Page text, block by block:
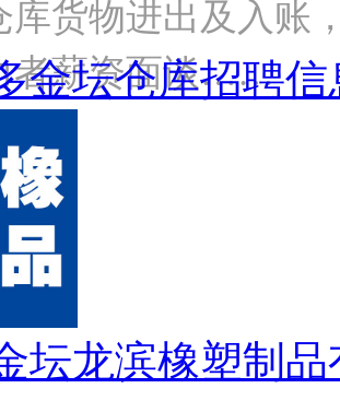
库货物进出及入账
者薪资面谈……
金坛仓库招聘信
坛龙滨橡塑制